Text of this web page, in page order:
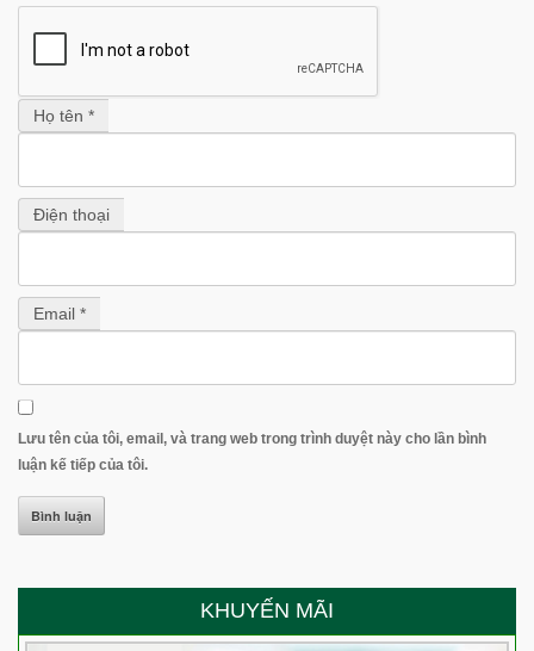
Họ tên *
Điện thoại
Email *
Lưu tên của tôi, email, và trang web trong trình duyệt này cho lần bình
luận kế tiếp của tôi.
KHUYẾN MÃI